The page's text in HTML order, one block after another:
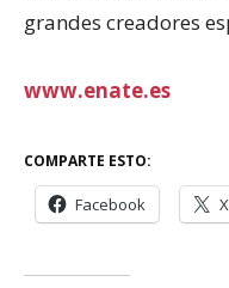
grandes creadores
www.enate.es
COMPARTE ESTO:
Facebook X